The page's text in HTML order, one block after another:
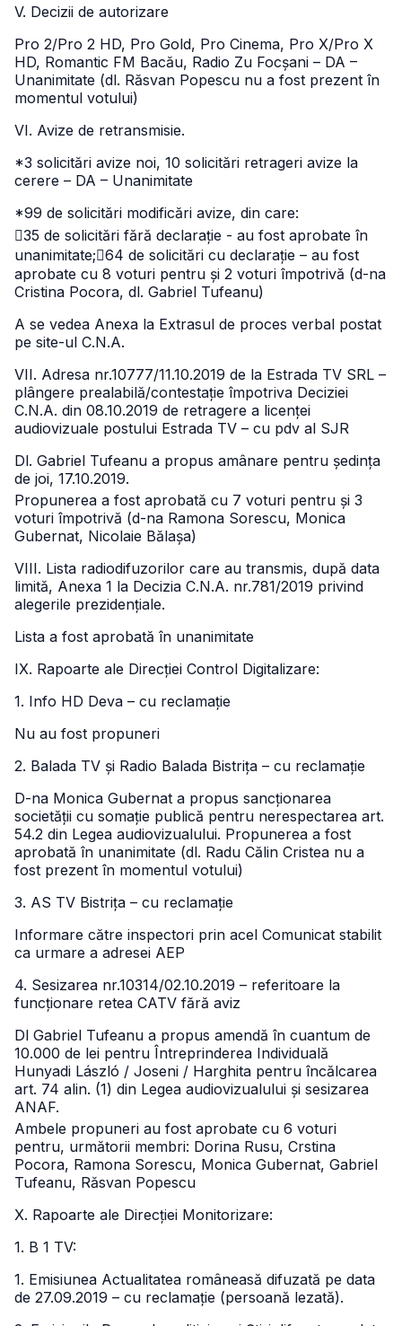
V. Decizii de autorizare
Pro 2/Pro 2 HD, Pro Gold, Pro Cinema, Pro X/Pro X
HD, Romantic FM Bacău, Radio Zu Focșani – DA –
Unanimitate (dl. Răsvan Popescu nu a fost prezent în
momentul votului)
VI. Avize de retransmisie.
*3 solicitări avize noi, 10 solicitări retrageri avize la
cerere – DA – Unanimitate
*99 de solicitări modificări avize, din care:
35 de solicitări fără declarație - au fost aprobate în
unanimitate;64 de solicitări cu declarație – au fost
aprobate cu 8 voturi pentru și 2 voturi împotrivă (d-na
Cristina Pocora, dl. Gabriel Tufeanu)
A se vedea Anexa la Extrasul de proces verbal postat
pe site-ul C.N.A.
VII. Adresa nr.10777/11.10.2019 de la Estrada TV SRL –
plângere prealabilă/contestație împotriva Deciziei
C.N.A. din 08.10.2019 de retragere a licenței
audiovizuale postului Estrada TV – cu pdv al SJR
Dl. Gabriel Tufeanu a propus amânare pentru ședința
de joi, 17.10.2019.
Propunerea a fost aprobată cu 7 voturi pentru și 3
voturi împotrivă (d-na Ramona Sorescu, Monica
Gubernat, Nicolaie Bălașa)
VIII. Lista radiodifuzorilor care au transmis, după data
limită, Anexa 1 la Decizia C.N.A. nr.781/2019 privind
alegerile prezidențiale.
Lista a fost aprobată în unanimitate
IX. Rapoarte ale Direcției Control Digitalizare:
1. Info HD Deva – cu reclamație
Nu au fost propuneri
2. Balada TV și Radio Balada Bistrița – cu reclamație
D-na Monica Gubernat a propus sancționarea
societății cu somație publică pentru nerespectarea art.
54.2 din Legea audiovizualului. Propunerea a fost
aprobată în unanimitate (dl. Radu Călin Cristea nu a
fost prezent în momentul votului)
3. AS TV Bistrița – cu reclamație
Informare către inspectori prin acel Comunicat stabilit
ca urmare a adresei AEP
4. Sesizarea nr.10314/02.10.2019 – referitoare la
funcționare retea CATV fără aviz
Dl Gabriel Tufeanu a propus amendă în cuantum de
10.000 de lei pentru Întreprinderea Individuală
Hunyadi László / Joseni / Harghita pentru încălcarea
art. 74 alin. (1) din Legea audiovizualului și sesizarea
ANAF.
Ambele propuneri au fost aprobate cu 6 voturi
pentru, următorii membri: Dorina Rusu, Crstina
Pocora, Ramona Sorescu, Monica Gubernat, Gabriel
Tufeanu, Răsvan Popescu
X. Rapoarte ale Direcției Monitorizare:
1. B 1 TV:
1. Emisiunea Actualitatea româneasă difuzată pe data
de 27.09.2019 – cu reclamație (persoană lezată).